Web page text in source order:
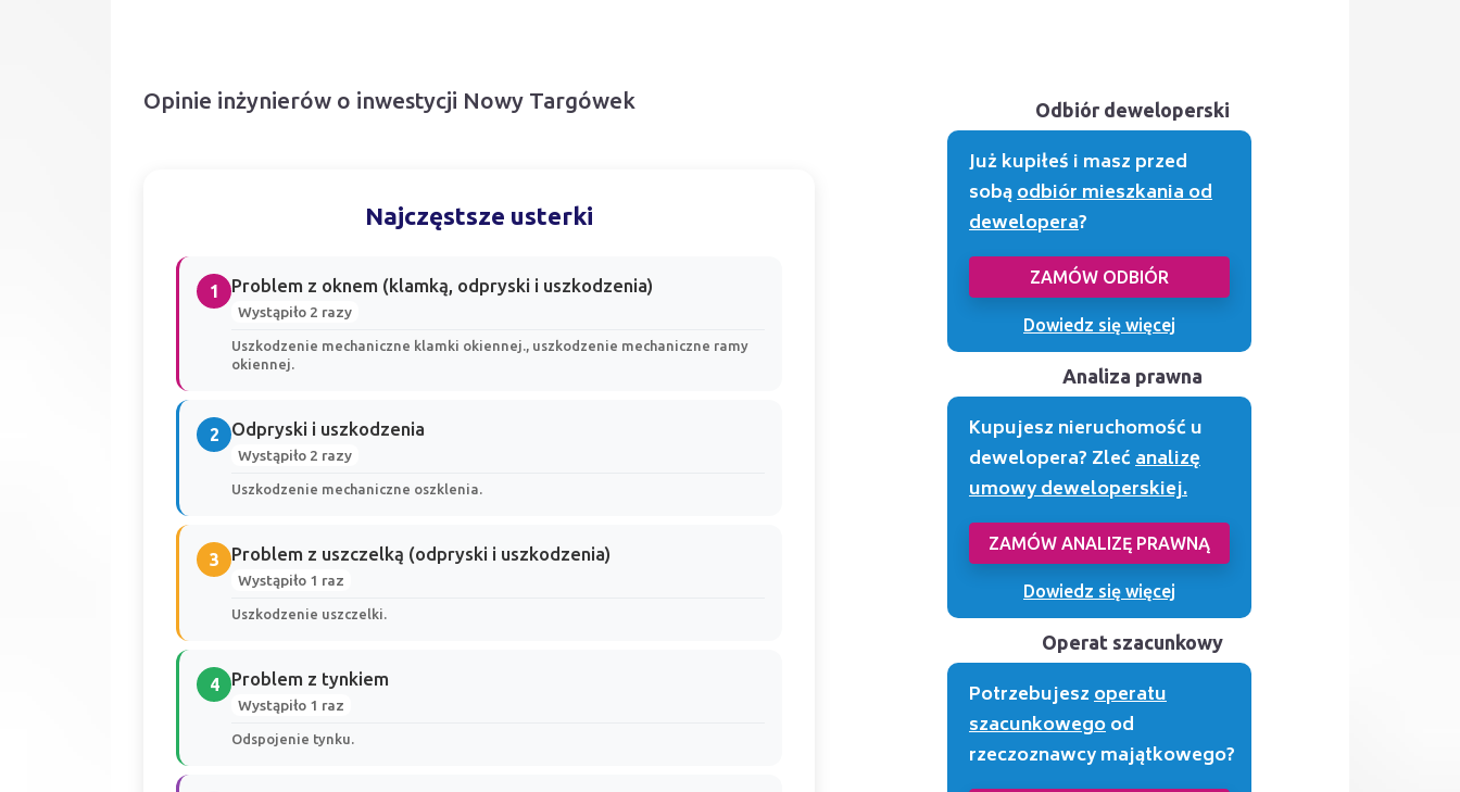
Opinie inżynierów o inwestycji Nowy Targówek
Najczęstsze usterki
1 Problem z oknem (klamką, odpryski i uszkodzenia)
Wystąpiło 2 razy
Uszkodzenie mechaniczne klamki okiennej., uszkodzenie mechaniczne ramy
okiennej.
2 Odpryski i uszkodzenia
Wystąpiło 2 razy
Uszkodzenie mechaniczne oszklenia.
3 Problem z uszczelką (odpryski i uszkodzenia)
Wystąpiło 1 raz
Uszkodzenie uszczelki.
4 Problem z tynkiem
Wystąpiło 1 raz
Odspojenie tynku.
Odbiór deweloperski
Już kupiłeś i masz przed
sobąodbiór mieszkania od
dewelopera?
ZAMÓW ODBIÓR
Dowiedz się więcej
Analiza prawna
Kupujesz nieruchomość u
dewelopera? Zlećanalizę
umowy deweloperskiej.
ZAMÓW ANALIZĘ PRAWNĄ
Dowiedz się więcej
Operat szacunkowy
Potrzebujeszoperatu
szacunkowegood
rzeczoznawcy majątkowego?